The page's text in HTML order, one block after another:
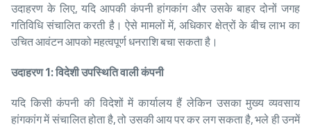
उदाहरण के लिए, यदि आपकी कंपनी हांगकांग और उसके बाहर दोनों जगह
गतिविधि संचालित करती है। ऐसे मामलों में, अधिकार क्षेत्रों के बीच लाभ का
उचित आवंटन आपको महत्वपूर्ण धनराशि बचा सकता है।
उदाहरण1:विदेशी उपस्थिति वाली कंपनी
यदि किसी कंपनी की विदेशों में कार्यालय हैं लेकिन उसका मुख्य व्यवसाय
हांगकांग में संचालित होता है, तो उसकी आय पर कर लग सकता है, भले ही उनमें